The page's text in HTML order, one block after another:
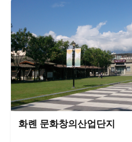
화롄 문화창의산업단지